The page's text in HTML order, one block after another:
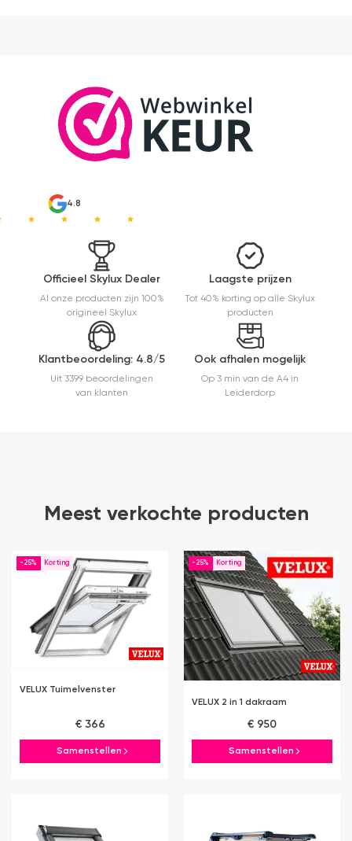
4.8
Officieel Skylux Dealer
Al onze producten zijn 100%
origineel Skylux
Laagste prijzen
Tot 40% korting op alle Skylux
producten
Klantbeoordeling: 4.8/5
Uit 3399 beoordelingen
van klanten
Ook afhalen mogelijk
Op 3 min van de A4 in
Leiderdorp
Meest verkochte producten
-25%
VELUX Tuimelvenster
€ 366
Samenstellen
-25%
VELUX 2 in 1 dakraam
€ 950
Samenstellen